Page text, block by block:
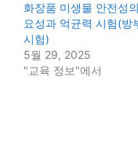
화장품 미생물 안전성
요성과 억균력 시험(방
시험)
5월 29, 2025
"교육 정보"에서